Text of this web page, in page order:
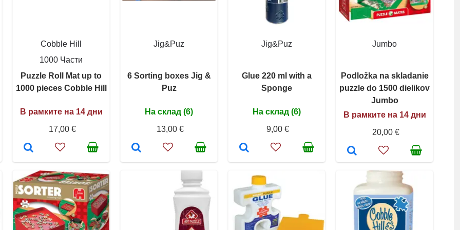
Cobble Hill
1000 Части
Puzzle Roll Mat up to
1000 pieces Cobble Hill
В рамките на 14 дни
17,00 €
Jig&Puz
6 Sorting boxes Jig &
Puz
На склад (6)
13,00 €
Jig&Puz
Glue 220 ml with a
Sponge
На склад (6)
9,00 €
Jumbo
Podložka na skladanie
puzzle do 1500 dielikov
Jumbo
В рамките на 14 дни
20,00 €